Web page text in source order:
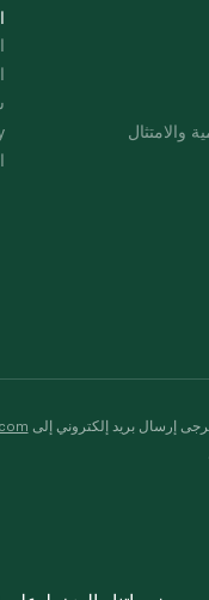
والامتثال
إرسال بريد إلكتروني إلى